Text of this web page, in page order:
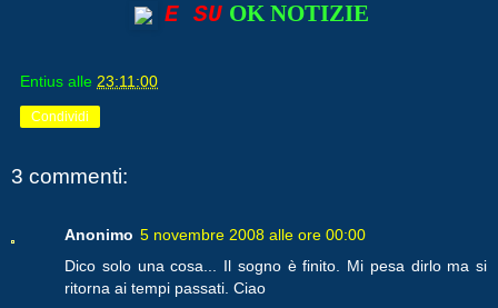
E SU OK NOTIZIE
Entius alle 23:11:00
Condividi
3 commenti:
Anonimo 5 novembre 2008 alle ore 00:00
Dico solo una cosa... Il sogno è finito. Mi pesa dirlo ma si
ritorna ai tempi passati. Ciao